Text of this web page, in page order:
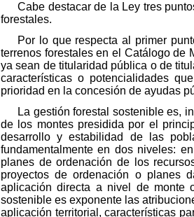
Cabe destacar de la Ley tres
forestales.
Por lo que respecta al primer
terrenos forestales en el Catálogo de
ya sean de titularidad pública o de
características o potencialidades
prioridad en la concesión de ayudas
La gestión forestal sostenible es,
de los montes presidida por el
desarrollo y estabilidad de las
fundamentalmente en dos niveles:
planes de ordenación de los
proyectos de ordenación o planes
aplicación directa a nivel de monte
sostenible es exponente las
aplicación territorial, características